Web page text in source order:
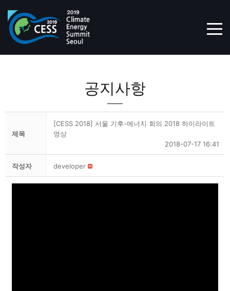
공지사항
제목
[CESS 2018] 서울 기후-에너지 회의 2018 하이라이트
영상
2018-07-17 16:41
작성자 developer